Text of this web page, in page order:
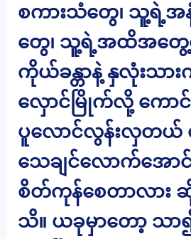
စကားသံတွေ၊ သူ့ရဲ့
တွေ၊ သူ့ရဲ့အထိအတွေ့
ကိုယ်ခန္တာနဲ့ နှလုံးသ
လှောင်မြိုက်လို့ ကောင်
ပူလောင်လွန်းလှတယ် ပ
သေချင်လောက်အေ
စိတ်ကုန်စေတာလား
သိ။ ယခုမှာတော့ သာ